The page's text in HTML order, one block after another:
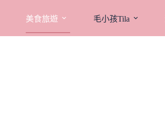
美食旅遊 毛小孩Tila